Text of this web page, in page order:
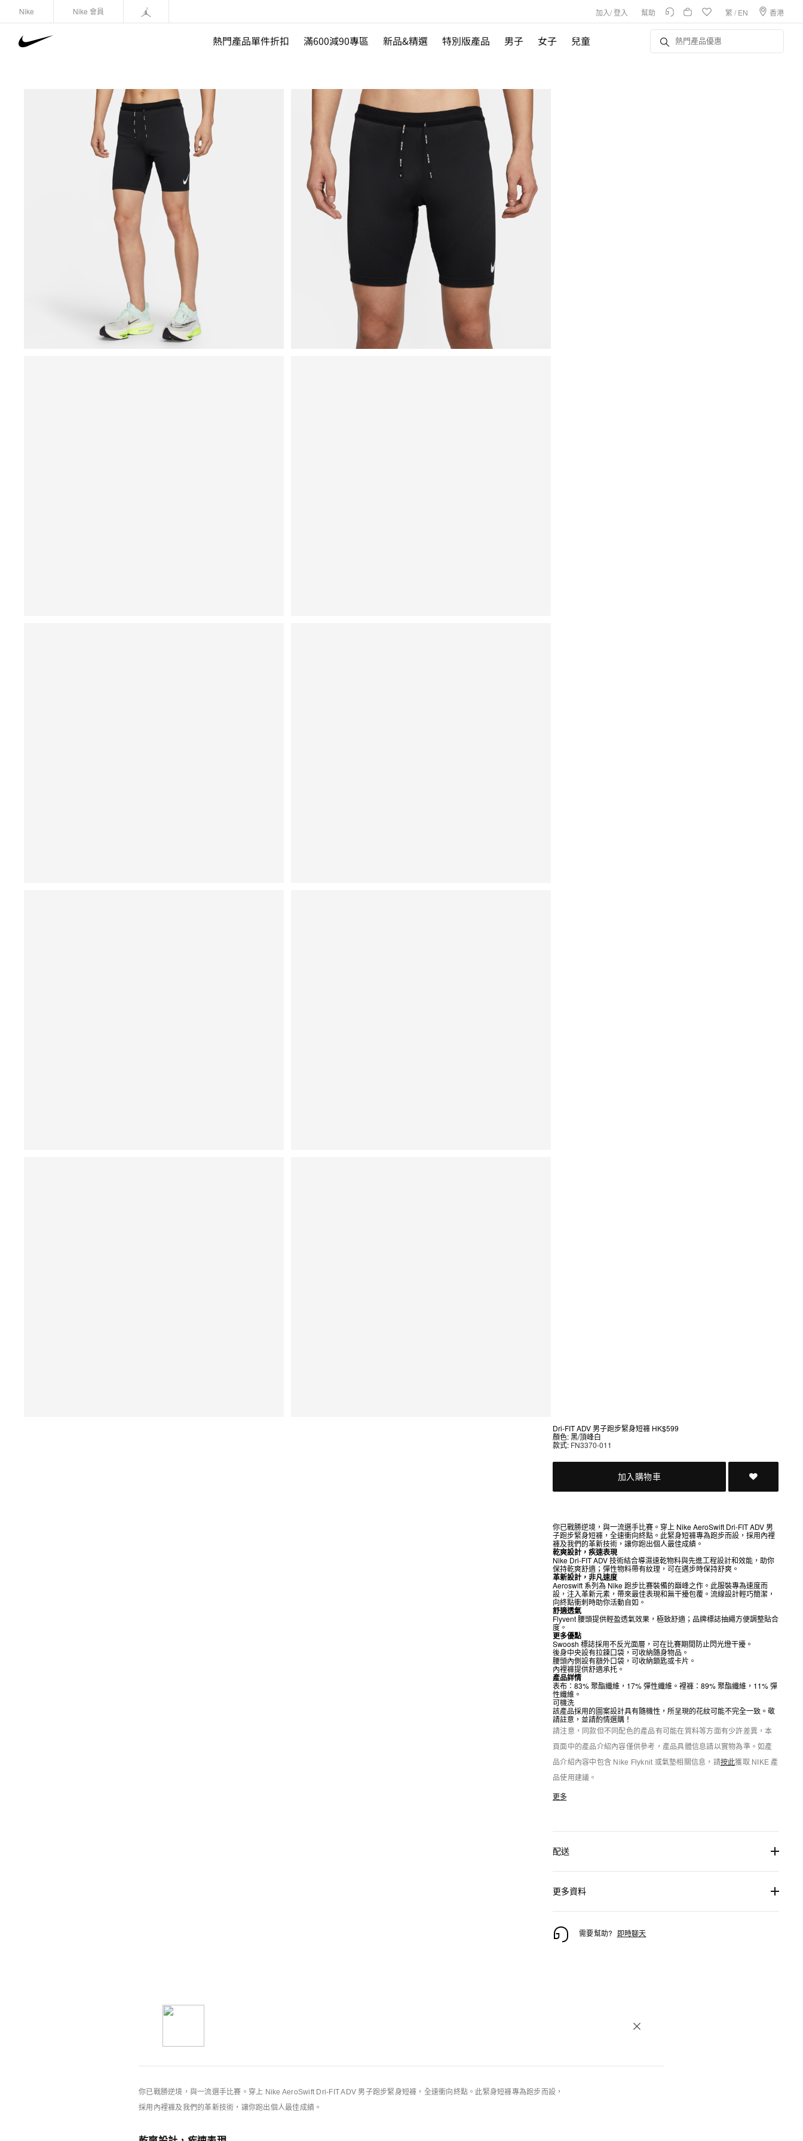
Nike Nike 會員 加入/登入 幫助 繁/ EN 香港
熱門產品單件折扣 滿600減90專區 新品&精選 特別版產品 男子 女子 兒童
Dri-FIT ADV 男子跑步緊身短褲 HK$599
顏色: 黑/頂峰白
款式: FN3370-011
加入購物車
你已戰勝逆境，與一流選手比賽。穿上 Nike AeroSwift Dri-FIT ADV 男
子跑步緊身短褲，全速衝向終點。此緊身短褲專為跑步而設，採用內裡
褲及我們的革新技術，讓你跑出個人最佳成績。
乾爽設計，疾速表現
Nike Dri-FIT ADV 技術結合導濕速乾物料與先進工程設計和效能，助你
保持乾爽舒適；彈性物料帶有紋理，可在邁步時保持舒爽。
革新設計，非凡速度
Aeroswift 系列為 Nike 跑步比賽裝備的巔峰之作。此服裝專為速度而
設，注入革新元素，帶來最佳表現和無干擾包覆。流線設計輕巧簡潔，
向終點衝刺時助你活動自如。
舒適透氣
Flyvent 腰頭提供輕盈透氣效果，極致舒適；品牌標誌抽繩方便調整貼合
度。
更多優點
Swoosh 標誌採用不反光面層，可在比賽期間防止閃光燈干擾。
後身中央設有拉鍊口袋，可收納隨身物品。
腰頭內側設有額外口袋，可收納鎖匙或卡片。
內裡褲提供舒適承托。
產品詳情
表布：83% 聚酯纖維，17% 彈性纖維。裡褲：89% 聚酯纖維，11% 彈
性纖維。
可機洗
該產品採用的圖案設計具有隨機性，所呈現的花紋可能不完全一致。敬
請註意，並請酌情選購！
請注意，同款但不同配色的產品有可能在質料等方面有少許差異，本
頁面中的產品介紹內容僅供參考，產品具體信息請以實物為準。如產
品介紹內容中包含 Nike Flyknit 或氣墊相關信息，請按此獲取 NIKE 產
品使用建議。
更多
配送
更多資料
需要幫助? 即時聊天
Nike特別版產品規則
你已戰勝逆境，與一流選手比賽。穿上 Nike AeroSwift Dri-FIT ADV 男子跑步緊身短褲，全速衝向終點。此緊身短褲專為跑步而設，
採用內裡褲及我們的革新技術，讓你跑出個人最佳成績。